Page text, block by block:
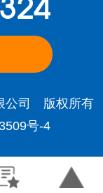
公司 版权所有
号-4